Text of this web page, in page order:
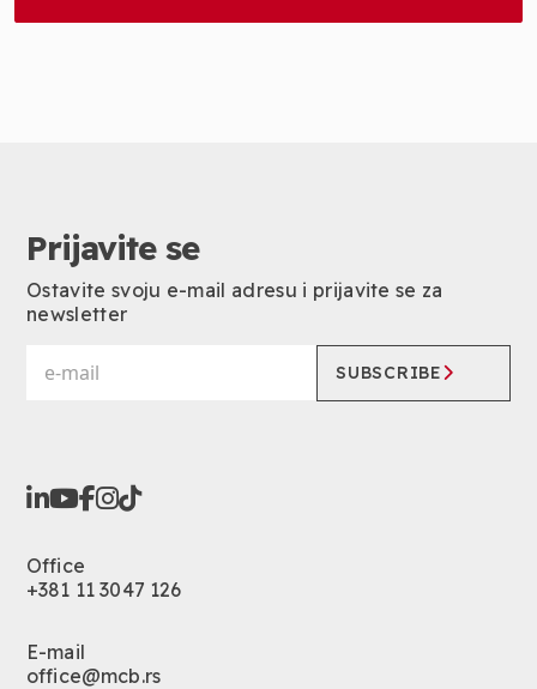
Prijavite se
Ostavite svoju e-mail adresu i prijavite se za
newsletter
SUBSCRIBE
Office
+381 11 3047 126
E-mail
office@mcb.rs